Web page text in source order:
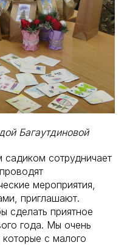
Багаутдиновой
сотрудничает
мероприятия,
приглашают.
сделать приятное
года. Мы очень
с малого